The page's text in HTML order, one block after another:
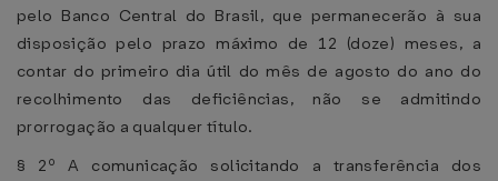
pelo Banco Central do Brasil, que permanecerão à sua
disposição pelo prazo máximo de 12 (doze) meses, a
contar do primeiro dia útil do mês de agosto do ano do
recolhimento das deficiências, não se admitindo
prorrogação a qualquer título.
§ 2º A comunicação solicitando a transferência dos